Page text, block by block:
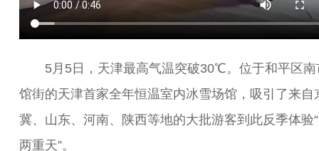
5月5日，天津最高气温突破30℃。位于和平区南
馆街的天津首家全年恒温室内冰雪场馆，吸引了来自
冀、山东、河南、陕西等地的大批游客到此反季体验
两重天”。